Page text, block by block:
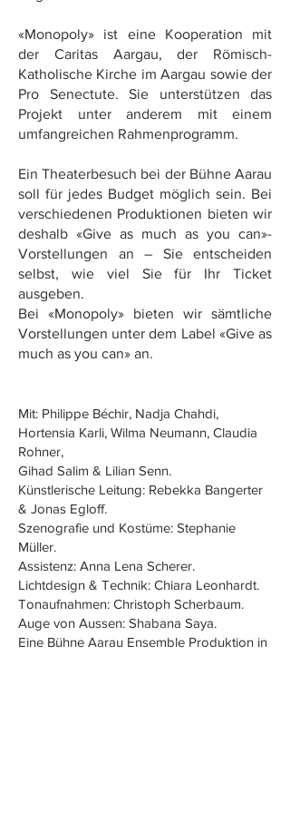
«Monopoly» ist eine Kooperation mit
der Caritas Aargau, der Römisch-
Katholische Kirche im Aargau sowie der
Pro Senectute. Sie unterstützen das
Projekt unter anderem mit einem
umfangreichen Rahmenprogramm.
Ein Theaterbesuch bei der Bühne Aarau
soll für jedes Budget möglich sein. Bei
verschiedenen Produktionen bieten wir
deshalb «Give as much as you can»-
Vorstellungen an – Sie entscheiden
selbst, wie viel Sie für Ihr Ticket
ausgeben.
Bei «Monopoly» bieten wir sämtliche
Vorstellungen unter dem Label «Give as
much as you can» an.
Mit: Philippe Béchir, Nadja Chahdi,
Hortensia Karli, Wilma Neumann, Claudia
Rohner,
Gihad Salim & Lilian Senn.
Künstlerische Leitung: Rebekka Bangerter
& Jonas Egloff.
Szenografie und Kostüme: Stephanie
Müller.
Assistenz: Anna Lena Scherer.
Lichtdesign & Technik: Chiara Leonhardt.
Tonaufnahmen: Christoph Scherbaum.
Auge von Aussen: Shabana Saya.
Eine Bühne Aarau Ensemble Produktion in